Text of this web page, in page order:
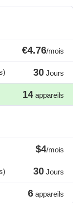
€4.76/mois
30 Jours
14 appareils
$4/mois
30 Jours
6 appareils